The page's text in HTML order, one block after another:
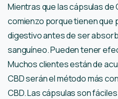
Mientras que las cápsulas de
comienzo porque tienen que
digestivo antes de ser
sanguíneo. Pueden tener
Muchos clientes están de
CBD serán el método más
CBD. Las cápsulas son